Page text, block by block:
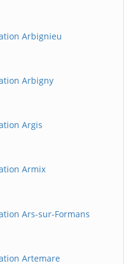
Arbignieu
Arbigny
Argis
Armix
Ars-sur-Formans
Artemare